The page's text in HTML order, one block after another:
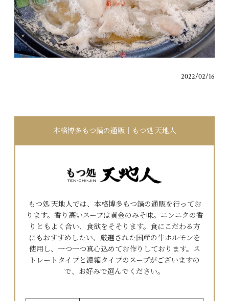
2022/02/16
本格博多もつ鍋の通販｜もつ処 天地人
もつ処 天地人では、本格博多もつ鍋の通販を行ってお
ります。香り高いスープは黄金のみそ味。ニンニクの香
りともよく合い、食欲をそそります。食にこだわる方
にもおすすめしたい、厳選された国産の牛ホルモンを
使用し、一つ一つ真心込めてお作りしております。ス
トレートタイプと濃縮タイプのスープがございますの
で、お好みで選んでください。